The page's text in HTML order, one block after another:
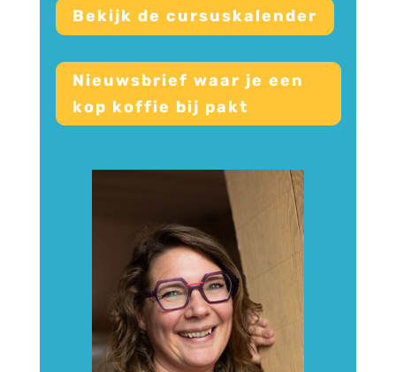
Bekijk de cursuskalender
Nieuwsbrief waar je een
kop koffie bij pakt